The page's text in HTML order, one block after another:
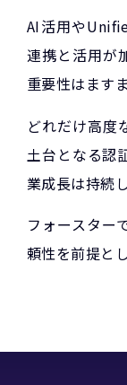
AI活用や
連携と活用が
重要性はます
どれだけ高度
土台となる認
業成長は持続
フォースター
頼性を前提と